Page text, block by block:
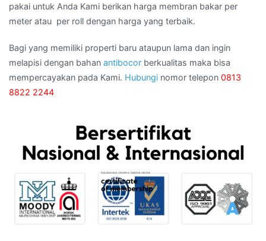
pakai untuk Anda Kami berikan harga membran bakar per
meter atau per roll dengan harga yang terbaik.
Bagi yang memiliki properti baru ataupun lama dan ingin
melapisi dengan bahan antibocor berkualitas maka bisa
mempercayakan pada Kami. Hubungi nomor telepon 0813
8822 2244